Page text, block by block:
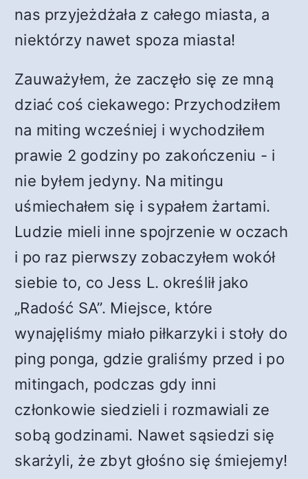
nas przyjeżdżała z całego miasta, a
niektórzy nawet spoza miasta!
Zauważyłem, że zaczęło się ze mną
dziać coś ciekawego: Przychodziłem
na miting wcześniej i wychodziłem
prawie 2 godziny po zakończeniu - i
nie byłem jedyny. Na mitingu
uśmiechałem się i sypałem żartami.
Ludzie mieli inne spojrzenie w oczach
i po raz pierwszy zobaczyłem wokół
siebie to, co Jess L. określił jako
„Radość SA”. Miejsce, które
wynajęliśmy miało piłkarzyki i stoły do
ping ponga, gdzie graliśmy przed i po
mitingach, podczas gdy inni
członkowie siedzieli i rozmawiali ze
sobą godzinami. Nawet sąsiedzi się
skarżyli, że zbyt głośno się śmiejemy!